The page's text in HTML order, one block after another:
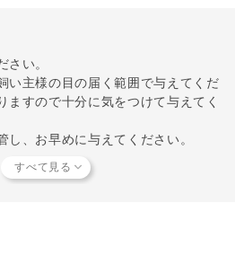
さい。
い主様の目の届く範囲で与えてくだ
ますので十分に気をつけて与えてく
し、お早めに与えてください。
たいこと】